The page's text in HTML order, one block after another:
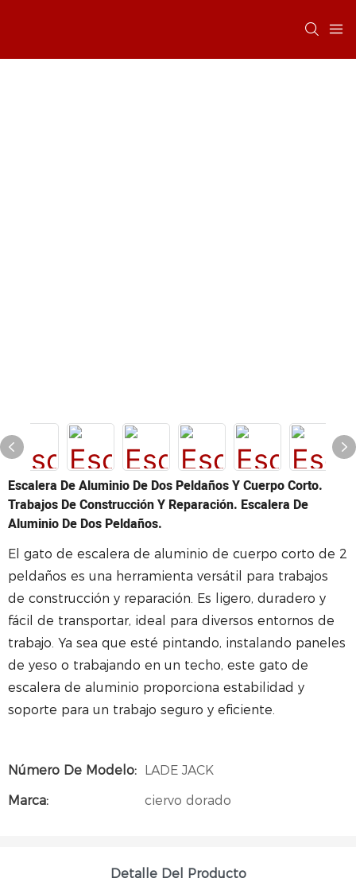
Escalera De Aluminio De Dos Peldaños Y Cuerpo Corto.
Trabajos De Construcción Y Reparación. Escalera De
Aluminio De Dos Peldaños.
El gato de escalera de aluminio de cuerpo corto de 2
peldaños es una herramienta versátil para trabajos
de construcción y reparación. Es ligero, duradero y
fácil de transportar, ideal para diversos entornos de
trabajo. Ya sea que esté pintando, instalando paneles
de yeso o trabajando en un techo, este gato de
escalera de aluminio proporciona estabilidad y
soporte para un trabajo seguro y eficiente.
Número De Modelo: LADE JACK
Marca:
ciervo dorado
Detalle Del Producto